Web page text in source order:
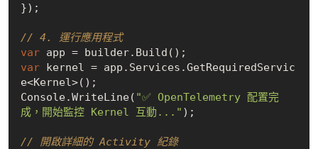
});
// 4. 運行應用程式
var
var kernel = app.Services.GetRequiredServic
e<Kernel>();
Console.WriteLine( "✅ OpenTelemetry 配置完
成，開始監控 Kernel 互動..." );
// 開啟詳細的 Activity 紀錄